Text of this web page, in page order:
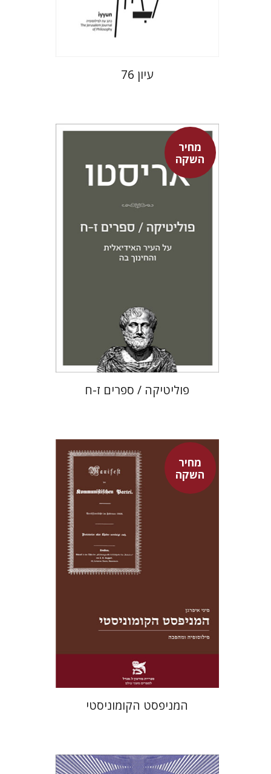
$35
$32
עיון 76
מחיר
השקה
אריסטו
עמית ברץ
מחיר השקה
$31
$22
פוליטיקה / ספרים ז-ח
מחיר
השקהפיני איפרגן
מחיר השקה
המניפסט הקומוניסטי